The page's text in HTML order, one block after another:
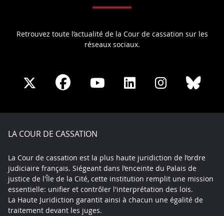
Retrouvez toute l’actualité de la Cour de cassation sur les
réseaux sociaux.
Share
X
Share
Facebook
Share
Youtube
Share
LinkedIn
Share
Instagram
LA COUR DE CASSATION
La Cour de cassation est la plus haute juridiction de l’ordre
judiciaire français. Siégeant dans l’enceinte du Palais de
justice de l'Île de la Cité, cette institution remplit une mission
essentielle: unifier et contrôler l'interprétation des lois.
La Haute Juridiction garantit ainsi à chacun une égalité de
traitement devant les juges.